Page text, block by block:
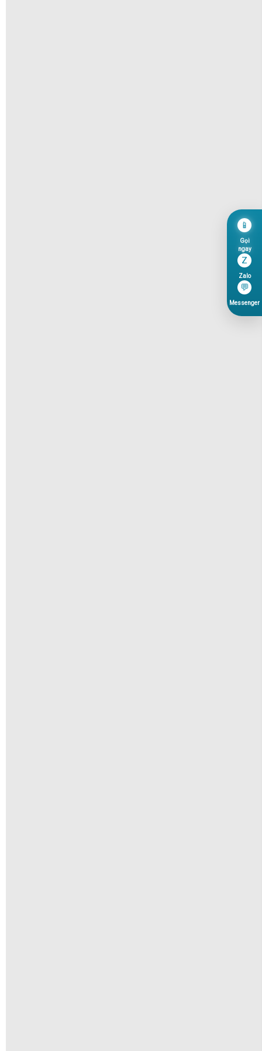
📱
Gọi
ngay
Z
Zalo
💬
Messenger